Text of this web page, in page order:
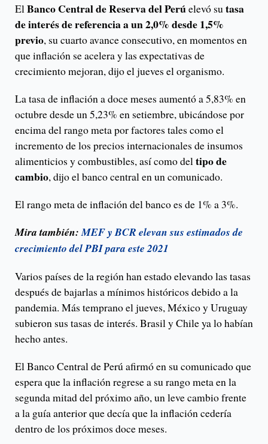
ElBanco Central de Reserva del Perúelevó sutasa
de interés de referencia a un 2,0% desde 1,5%
previo, su cuarto avance consecutivo, en momentos en
que inflación se acelera y las expectativas de
crecimiento mejoran, dijo el jueves el organismo.
La tasa de inflación a doce meses aumentó a 5,83% en
octubre desde un 5,23% en setiembre, ubicándose por
encima del rango meta por factores tales como el
incremento de los precios internacionales de insumos
alimenticios y combustibles, así como deltipo de
cambio, dijo el banco central en un comunicado.
El rango meta de inflación del banco es de 1% a 3%.
Mira también:MEF y BCR elevan sus estimados de
crecimiento del PBI para este 2021
Varios países de la región han estado elevando las tasas
después de bajarlas a mínimos históricos debido a la
pandemia. Más temprano el jueves, México y Uruguay
subieron sus tasas de interés. Brasil y Chile ya lo habían
hecho antes.
El Banco Central de Perú afirmó en su comunicado que
espera que la inflación regrese a su rango meta en la
segunda mitad del próximo año, un leve cambio frente
a la guía anterior que decía que la inflación cedería
dentro de los próximos doce meses.